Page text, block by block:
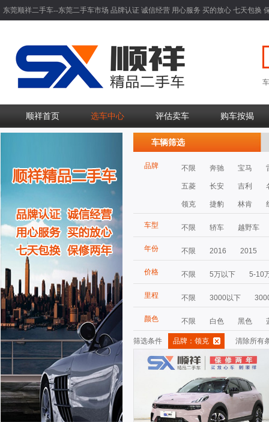
东莞顺祥二手车--东莞二手车市场 品牌认证 诚信经营 用心服务 买的放心 七天包换
顺祥首页 选车中心 评估卖车 购车按揭
车辆筛选
品牌 不限 奔驰 宝马
五菱 长安 吉利
领克 捷豹 林肯
车型 不限 轿车 越野车
年份 不限 2016 2015
价格 不限 5万以下 5-10
里程 不限 3000以下
颜色 不限 白色 黑色
筛选条件 品牌：领克 清除所有